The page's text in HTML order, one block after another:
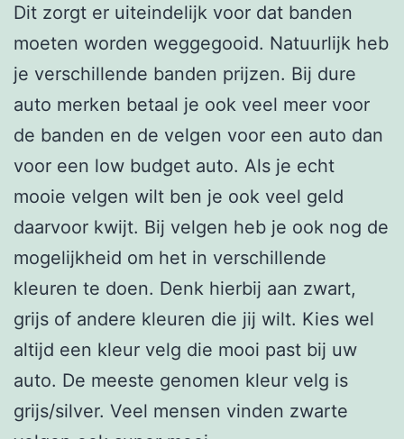
Dit zorgt er uiteindelijk voor dat banden
moeten worden weggegooid. Natuurlijk heb
je verschillende banden prijzen. Bij dure
auto merken betaal je ook veel meer voor
de banden en de velgen voor een auto dan
voor een low budget auto. Als je echt
mooie velgen wilt ben je ook veel geld
daarvoor kwijt. Bij velgen heb je ook nog de
mogelijkheid om het in verschillende
kleuren te doen. Denk hierbij aan zwart,
grijs of andere kleuren die jij wilt. Kies wel
altijd een kleur velg die mooi past bij uw
auto. De meeste genomen kleur velg is
grijs/silver. Veel mensen vinden zwarte